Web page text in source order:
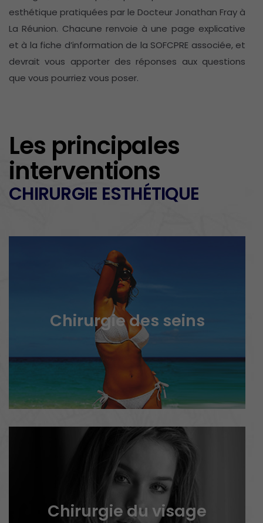
esthétique pratiquées par le Docteur Jonathan Fray à
La Réunion. Chacune renvoie à une page explicative
et à la fiche d’information de la SOFCPRE associée, et
devrait vous apporter des réponses aux questions
que vous pourriez vous poser.
Les principales
interventions
CHIRURGIE ESTHÉTIQUE
CHIRURGIE PLASTIQUE
MÉDECINEESTHÉTIQUE
Chirurgie des seins
Chirurgie du visage